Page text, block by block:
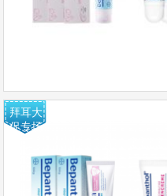
拜耳大
促专场